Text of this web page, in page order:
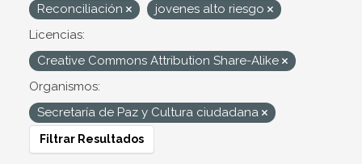
Reconciliación
jovenes alto riesgo
Licencias:
Creative Commons Attribution Share-Alike
Organismos:
Secretaría de Paz y Cultura ciudadana
Filtrar Resultados